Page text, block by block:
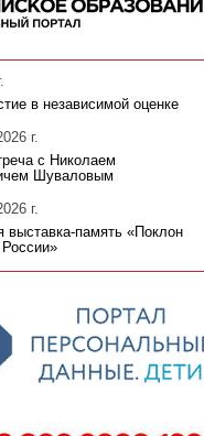
в независимой оценке
г.
с Николаем
Шуваловым
г.
выставка-память «Поклон